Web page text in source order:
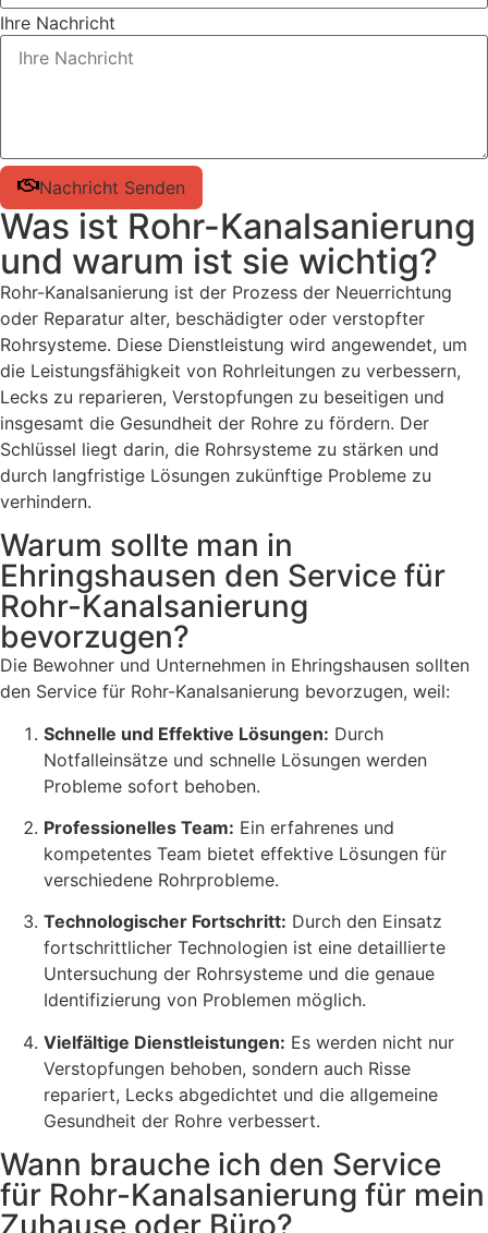
Ihre Nachricht
Nachricht Senden
Was ist Rohr-Kanalsanierung
und warum ist sie wichtig?
Rohr-Kanalsanierung ist der Prozess der Neuerrichtung
oder Reparatur alter, beschädigter oder verstopfter
Rohrsysteme. Diese Dienstleistung wird angewendet, um
die Leistungsfähigkeit von Rohrleitungen zu verbessern,
Lecks zu reparieren, Verstopfungen zu beseitigen und
insgesamt die Gesundheit der Rohre zu fördern. Der
Schlüssel liegt darin, die Rohrsysteme zu stärken und
durch langfristige Lösungen zukünftige Probleme zu
verhindern.
Warum sollte man in
Ehringshausen den Service für
Rohr-Kanalsanierung
bevorzugen?
Die Bewohner und Unternehmen in Ehringshausen sollten
den Service für Rohr-Kanalsanierung bevorzugen, weil:
Schnelle und Effektive Lösungen: Durch
Notfalleinsätze und schnelle Lösungen werden
Probleme sofort behoben.
Professionelles Team: Ein erfahrenes und
kompetentes Team bietet effektive Lösungen für
verschiedene Rohrprobleme.
Technologischer Fortschritt: Durch den Einsatz
fortschrittlicher Technologien ist eine detaillierte
Untersuchung der Rohrsysteme und die genaue
Identifizierung von Problemen möglich.
Vielfältige Dienstleistungen: Es werden nicht nur
Verstopfungen behoben, sondern auch Risse
repariert, Lecks abgedichtet und die allgemeine
Gesundheit der Rohre verbessert.
Wann brauche ich den Service
für Rohr-Kanalsanierung für mein
Zuhause oder Büro?